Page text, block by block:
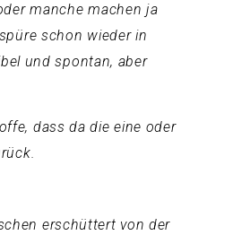
manche machen ja
schon wieder in
und spontan, aber
dass da die eine oder
erschüttert von der